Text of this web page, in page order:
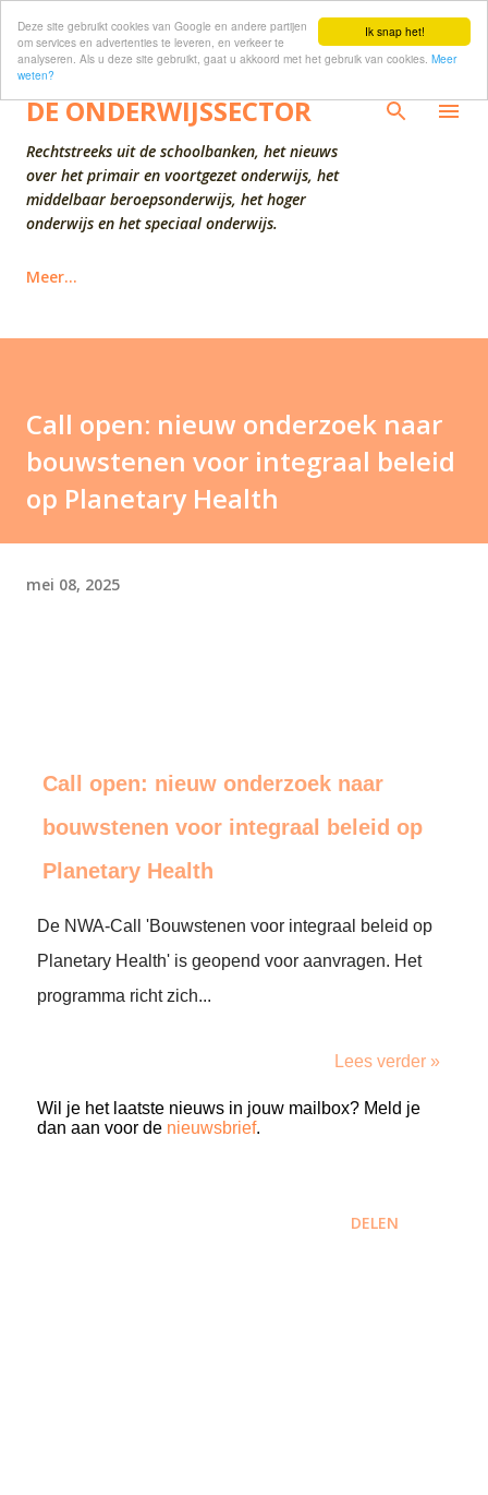
Ik snap het!
Deze site gebruikt cookies van Google en andere partijen
om services en advertenties te leveren, en verkeer te
analyseren. Als u deze site gebruikt, gaat u akkoord met het gebruik van cookies. Meer
weten?
Doorgaan naar hoofdcontent
DE ONDERWIJSSECTOR
Rechtstreeks uit de schoolbanken, het nieuws
over het primair en voortgezet onderwijs, het
middelbaar beroepsonderwijs, het hoger
onderwijs en het speciaal onderwijs.
Meer…
Call open: nieuw onderzoek naar
bouwstenen voor integraal beleid
op Planetary Health
mei 08, 2025
Call open: nieuw onderzoek naar
bouwstenen voor integraal beleid op
Planetary Health
De NWA-Call 'Bouwstenen voor integraal beleid op
Planetary Health' is geopend voor aanvragen. Het
programma richt zich...
Lees verder »
Wil je het laatste nieuws in jouw mailbox? Meld je
dan aan voor de nieuwsbrief.
DELEN